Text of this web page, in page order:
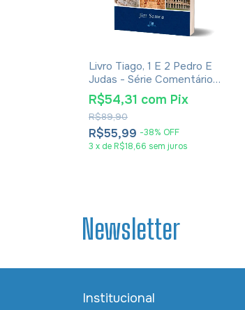
Livro Tiago, 1 E 2 Pedro E
Judas - Série Comentário
Expositivo - Jim Samra
R$55,99 -38% OFF
R$89,90
R$54,31 com Pix
3 x de R$18,66 sem juros
Newsletter
Institucional